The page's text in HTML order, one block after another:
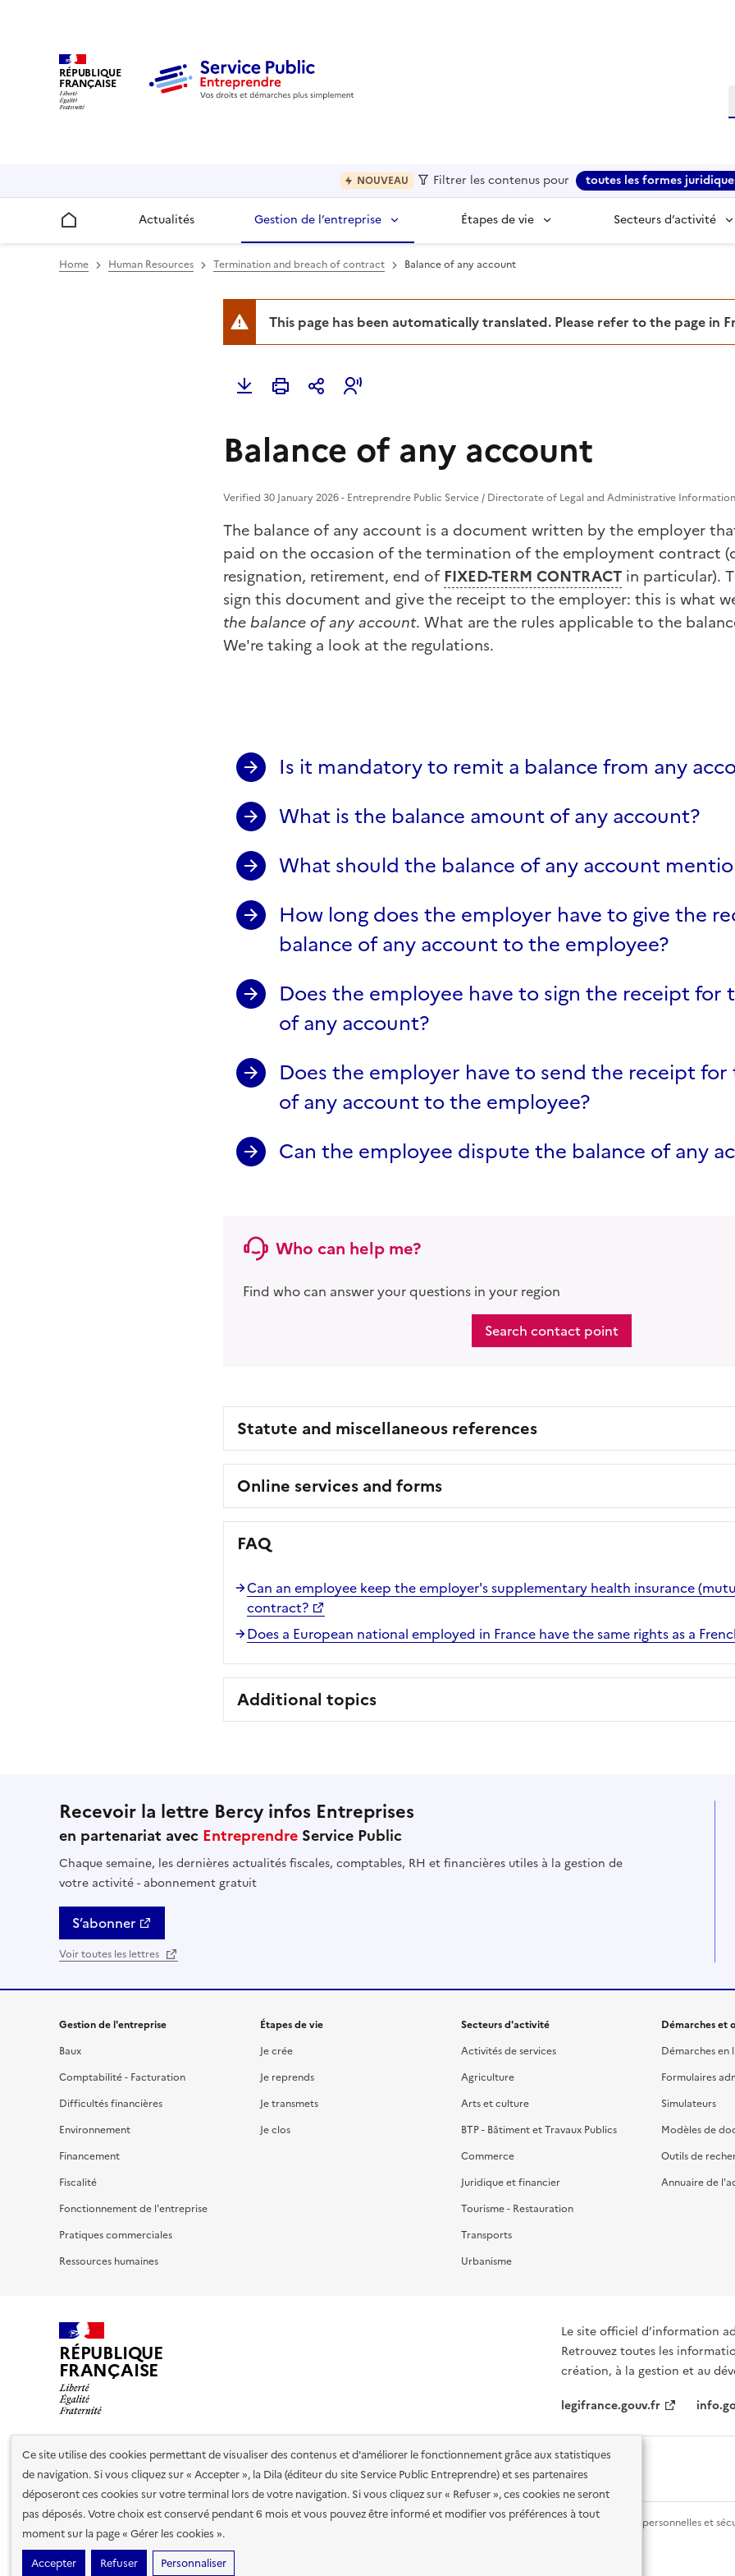
Ce site utilise des cookies permettant de visualiser des contenus et d'améliorer le fonctionnement grâce aux statistiques
de navigation. Si vous cliquez sur « Accepter », la Dila (éditeur du site Service Public Entreprendre) et ses partenaires
déposeront ces cookies sur votre terminal lors de votre navigation. Si vous cliquez sur « Refuser », ces cookies ne seront
pas déposés. Votre choix est conservé pendant 6 mois et vous pouvez être informé et modifier vos préférences à tout
moment sur la page « Gérer les cookies ».
Accepter
Refuser Personnaliser
RÉPUBLIQUE
FRANÇAISE
NOUVEAU Filtrer les contenus pour toutes les formes
Accueil Actualités Gestion de l’entreprise Étapes de vie Secteurs d’activité
Home Human Resources Termination and breach of contract Balance of any account
This page has been automatically translated. Please refer to the page in
Balance of any account
Verified 30 January 2026 - Entreprendre Public Service / Directorate of Legal and Administrative
The balance of any account is a document written by the employer
paid on the occasion of the termination of the employment contract
resignation, retirement, end ofFIXED-TERM CONTRACT in particular).
sign this document and give the receipt to the employer: this is what
the balance of any account. What are the rules applicable to the
We're taking a look at the regulations.
Is it mandatory to remit a balance from any
What is the balance amount of any account?
What should the balance of any account
How long does the employer have to give the
balance of any account to the employee?
Does the employee have to sign the receipt for
of any account?
Does the employer have to send the receipt for
of any account to the employee?
Can the employee dispute the balance of any
Who can help me?
Find who can answer your questions in your region
Search contact point
Statute and miscellaneous references
Online services and forms
FAQ
Can an employee keep the employer's supplementary health insurance
contract?
Does a European national employed in France have the same rights as a
Additional topics
Recevoir la lettre Bercy infos Entreprises
en partenariat avec Entreprendre Service Public
Chaque semaine, les dernières actualités fiscales, comptables, RH et financières utiles à la gestion de
votre activité - abonnement gratuit
S’abonner
Voir toutes les lettres
Gestion de l'entreprise
Baux
Comptabilité - Facturation
Difficultés financières
Environnement
Financement
Fiscalité
Fonctionnement de l'entreprise
Pratiques commerciales
Ressources humaines
Étapes de vie
Je crée
Je reprends
Je transmets
Je clos
Secteurs d'activité
Activités de services
Agriculture
Arts et culture
BTP - Bâtiment et Travaux Publics
Commerce
Juridique et financier
Tourisme - Restauration
Transports
Urbanisme
Démarches et
Démarches en
Formulaires
Simulateurs
Modèles de
Outils de
Annuaire de
RÉPUBLIQUE
FRANÇAISE
Le site officiel d’information
Retrouvez toutes les
création, à la gestion et au
legifrance.gouv.fr
Nos partenaires
Plan du site Accessibilité : totalement conforme Accessibilité des services en ligne Mentions légales Données personnelles et
cookies
Paramètres d'affichage